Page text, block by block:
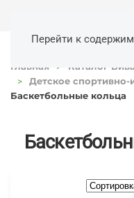
Перейти к
Главная Каталог
Детское
Баскетбольные кольца